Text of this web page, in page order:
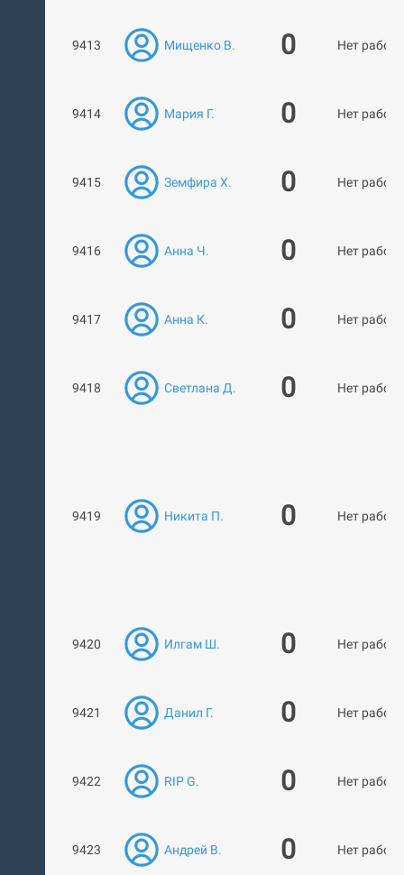
9413 Мищенко В. 0 Нет работ
9414 Мария Г. 0 Нет работ
9415 Земфира Х. 0 Нет работ
9416 Анна Ч. 0 Нет работ
9417 Анна К. 0 Нет работ
9418 Светлана Д. 0 Нет работ
9419 Никита П. 0 Нет работ
9420 Илгам Ш. 0 Нет работ
9421 Данил Г. 0 Нет работ
9422 RIP G. 0 Нет работ
9423 Андрей В. 0 Нет работ